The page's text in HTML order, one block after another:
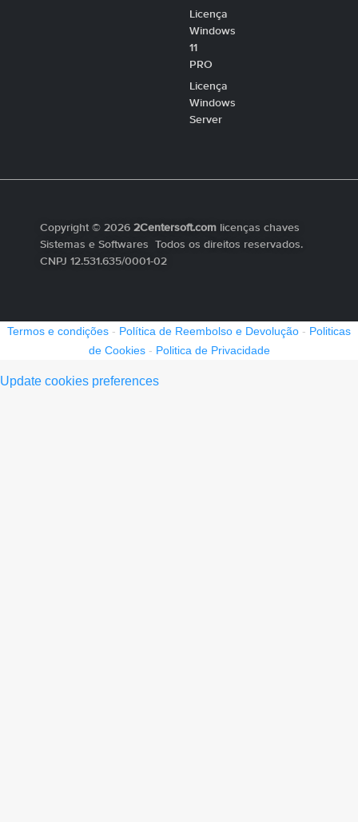
Licença
Windows
11
PRO
Licença
Windows
Server
Copyright © 2026 2Centersoft.com licenças chaves
Sistemas e Softwares Todos os direitos reservados.
CNPJ 12.531.635/0001-02
Termos e condições - Política de Reembolso e Devolução - Politicas
de Cookies- Politica de Privacidade
Update cookies preferences